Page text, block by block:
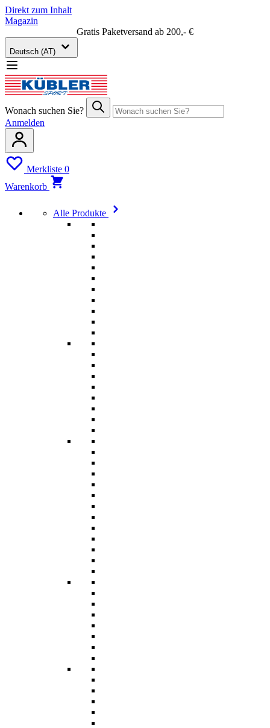
Direkt zum Inhalt
Magazin
Gratis Paketversand ab 200,- €
Deutsch (AT)
Wonach suchen Sie?
Anmelden
Merkliste 0
Warenkorb
Alle Produkte